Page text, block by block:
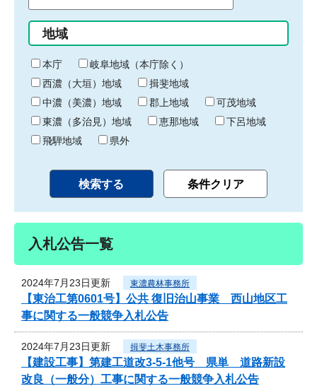
始
り
間
終
わ
り
地域
本庁
岐阜地域（本庁除く）
西濃（大垣）地域
揖斐地域
中濃（美濃）地域
郡上地域
可茂地域
東濃（多治見）地域
恵那地域
下呂地域
飛騨地域
県外
入札公告一覧
2024年7月23日更新 東濃農林事務所
【東治工第0601号】公共 復旧治山事業 西山地区工
事に関する一般競争入札公告
2024年7月23日更新 揖斐土木事務所
【建設工事】第建工道改3-5-1他号 県単 道路新設
改良（一般分）工事に関する一般競争入札公告